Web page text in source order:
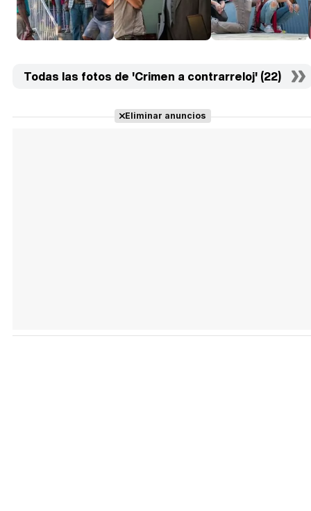
Todas las fotos de 'Crimen a contrarreloj' (22)
Eliminar anuncios